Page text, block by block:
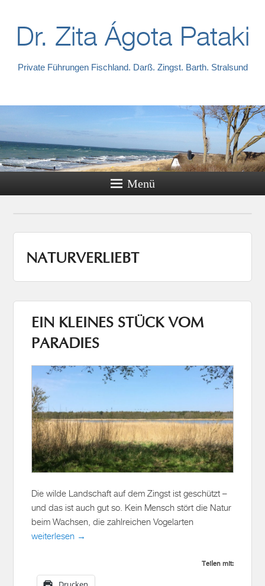
Dr. Zita Ágota Pataki
Private Führungen Fischland. Darß. Zingst. Barth. Stralsund
Menü
NATURVERLIEBT
EIN KLEINES STÜCK VOM
PARADIES
Die wilde Landschaft auf dem Zingst ist geschützt –
und das ist auch gut so. Kein Mensch stört die Natur
beim Wachsen, die zahlreichen Vogelarten
weiterlesen →
Teilen mit: